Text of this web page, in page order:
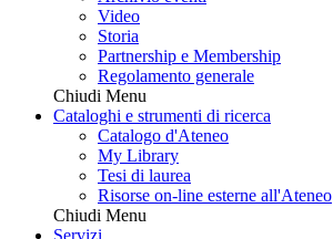
Video
Storia
Partnership e Membership
Regolamento generale
Chiudi Menu
Cataloghi e strumenti di ricerca
Catalogo d'Ateneo
My Library
Tesi di laurea
Risorse on-line esterne all'Ateneo
Chiudi Menu